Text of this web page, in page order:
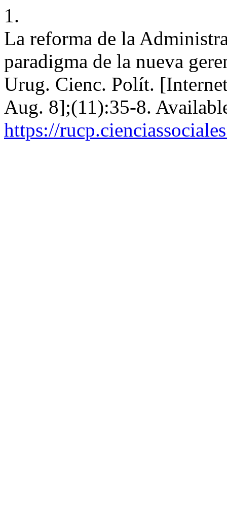
1.
La reforma de la
paradigma de la nueva
Urug. Cienc. Polít.
Aug. 8];(11):35-8.
https://